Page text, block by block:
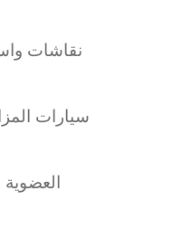
نقاشات
سيارات
العضوية